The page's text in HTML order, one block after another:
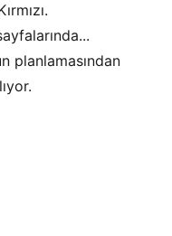
planlamasından